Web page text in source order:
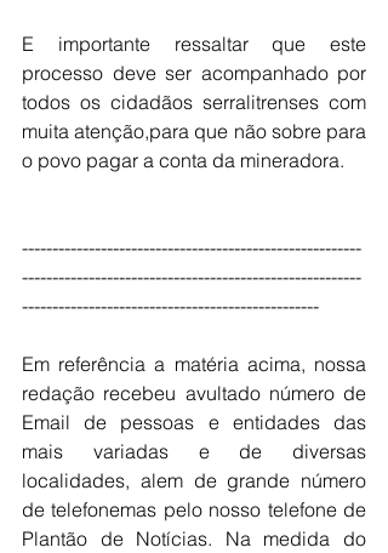
E importante ressaltar que este
processo deve ser acompanhado por
todos os cidadãos serralitrenses com
muita atenção,para que não sobre para
o povo pagar a conta da mineradora.
--------------------------------------------------------
--------------------------------------------------------
-------------------------------------------------
Em referência a matéria acima, nossa
redação recebeu avultado número de
Email de pessoas e entidades das
mais variadas e de diversas
localidades, alem de grande número
de telefonemas pelo nosso telefone de
Plantão de Notícias. Na medida do